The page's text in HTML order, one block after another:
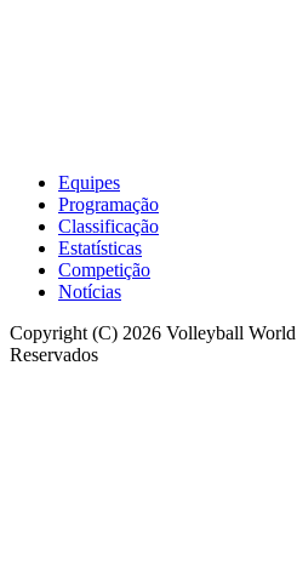
Equipes
Programação
Classificação
Estatísticas
Competição
Notícias
Copyright (C) 2026 Volleyball
Reservados